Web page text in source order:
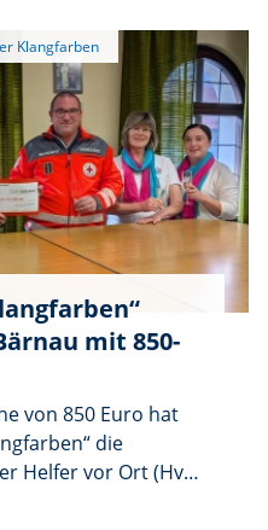
sangen und
bekannte
Auftakt, der
sorgte.
Bärnauer Klangfarben
mit 850-
von 850 Euro hat
die
Helfer vor Ort (HvO)